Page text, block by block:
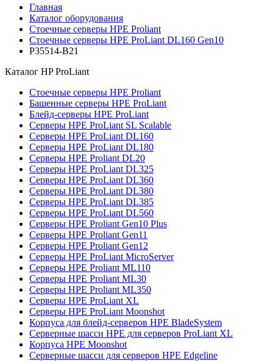
Главная
Каталог оборудования
Стоечные серверы HPE Proliant
Стоечные серверы HPE ProLiant DL160 Gen10
P35514-B21
Каталог HP ProLiant
Стоечные серверы HPE Proliant
Башенные серверы HPE ProLiant
Блейд-серверы HPE ProLiant
Серверы HPE ProLiant SL Scalable
Серверы HPE ProLiant DL160
Серверы HPE ProLiant DL180
Серверы HPE Proliant DL20
Серверы HPE ProLiant DL325
Серверы HPE ProLiant DL360
Серверы HPE ProLiant DL380
Серверы HPE ProLiant DL385
Серверы HPE ProLiant DL560
Серверы HPE Proliant Gen10 Plus
Серверы HPE Proliant Gen11
Серверы HPE Proliant Gen12
Серверы HPE ProLiant MicroServer
Серверы HPE Proliant ML110
Серверы HPE Proliant ML30
Серверы HPE Proliant ML350
Серверы HPE ProLiant XL
Серверы HPE ProLiant Moonshot
Корпуса для блейд-серверов HPE BladeSystem
Серверные шасси HPE для серверов ProLiant XL
Корпуса HPE Moonshot
Серверные шасси для серверов HPE Edgeline